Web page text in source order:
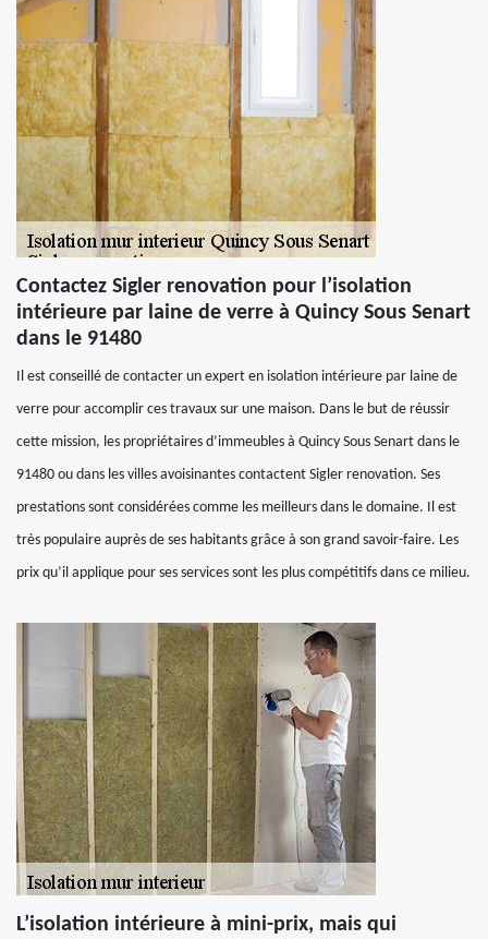
Contactez Sigler renovation pour l’isolation
intérieure par laine de verre à Quincy Sous Senart
dans le 91480
Il est conseillé de contacter un expert en isolation intérieure par laine de
verre pour accomplir ces travaux sur une maison. Dans le but de réussir
cette mission, les propriétaires d’immeubles à Quincy Sous Senart dans le
91480 ou dans les villes avoisinantes contactent Sigler renovation. Ses
prestations sont considérées comme les meilleurs dans le domaine. Il est
très populaire auprès de ses habitants grâce à son grand savoir-faire. Les
prix qu’il applique pour ses services sont les plus compétitifs dans ce milieu.
L’isolation intérieure à mini-prix, mais qui